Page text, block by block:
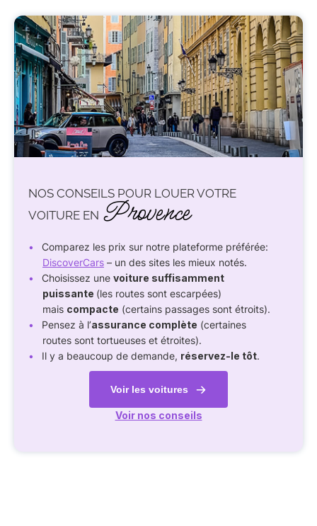
NOS CONSEILS POUR LOUER VOTRE
VOITURE EN Provence
Comparez les prix sur notre plateforme préférée:
DiscoverCars – un des sites les mieux notés.
Choisissez une voiture suffisamment
puissante (les routes sont escarpées)
mais compacte (certains passages sont étroits).
Pensez à l’assurance complète (certaines
routes sont tortueuses et étroites).
Il y a beaucoup de demande, réservez-le tôt.
Voir les voitures
Voir nos conseils